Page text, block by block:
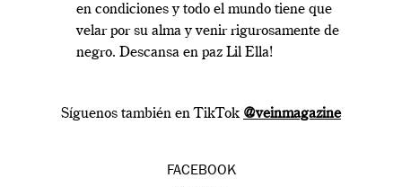
en condiciones y todo el mundo tiene que
velar por su alma y venir rigurosamente de
negro. Descansa en paz Lil Ella!
Síguenos también en TikTok @veinmagazine
FACEBOOK